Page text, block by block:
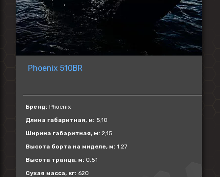
Phoenix 510BR
Бренд: Phoenix
Длина габаритная, м: 5,10
Ширина габаритная, м: 2,15
Высота борта на миделе, м: 1.27
Высота транца, м: 0.51
Сухая масса, кг: 620